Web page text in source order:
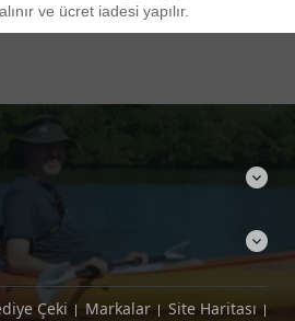
ve ücret iadesi yapılır.
Çeki Markalar
Site Haritası